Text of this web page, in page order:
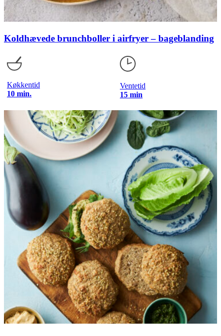
Koldhævede brunchboller i airfryer – bageblanding
Køkkentid
10 min.
Ventetid
15 min